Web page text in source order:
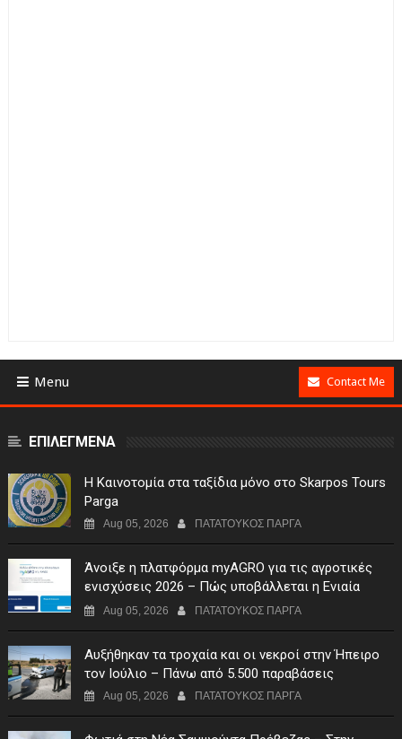
Menu Contact Me
ΕΠΙΛΕΓΜΕΝΑ
Η Καινοτομία στα ταξίδια μόνο στο Skarpos Tours
Parga
Aug 05, 2026 ΠΑΤΑΤΟΥΚΟΣ ΠΑΡΓΑ
Άνοιξε η πλατφόρμα myAGRO για τις αγροτικές
ενισχύσεις 2026 – Πώς υποβάλλεται η Ενιαία
Αίτηση Ενίσχυσης
Aug 05, 2026 ΠΑΤΑΤΟΥΚΟΣ ΠΑΡΓΑ
Αυξήθηκαν τα τροχαία και οι νεκροί στην Ήπειρο
τον Ιούλιο – Πάνω από 5.500 παραβάσεις
Aug 05, 2026 ΠΑΤΑΤΟΥΚΟΣ ΠΑΡΓΑ